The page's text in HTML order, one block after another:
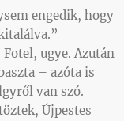
engedik, hogy
ugye. Azután
– azóta is
van szó.
Újpestes